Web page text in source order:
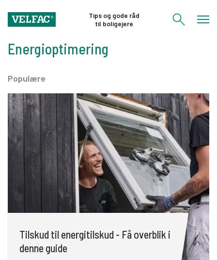
Tips og gode råd
til boligejere
Energioptimering
Populære
Tilskud til energitilskud - Få overblik i
denne guide